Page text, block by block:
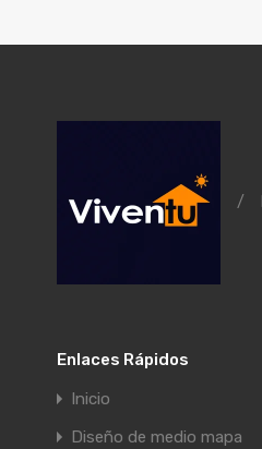
/
Enlaces Rápidos
Inicio
Diseño de medio mapa